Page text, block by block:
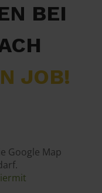
BEI
JOB!